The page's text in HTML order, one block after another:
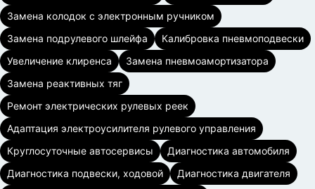
Замена колодок с электронным ручником
Замена подрулевого шлейфа
Калибровка пневмоподвески
Увеличение клиренса
Замена пневмоамортизатора
Замена реактивных тяг
Ремонт электрических рулевых реек
Адаптация электроусилителя рулевого управления
Круглосуточные автосервисы
Диагностика автомобиля
Диагностика подвески, ходовой
Диагностика двигателя